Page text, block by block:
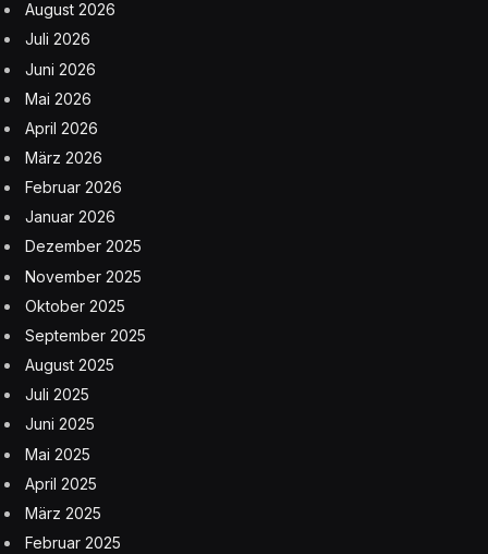
August 2026
Juli 2026
Juni 2026
Mai 2026
April 2026
März 2026
Februar 2026
Januar 2026
Dezember 2025
November 2025
Oktober 2025
September 2025
August 2025
Juli 2025
Juni 2025
Mai 2025
April 2025
März 2025
Februar 2025